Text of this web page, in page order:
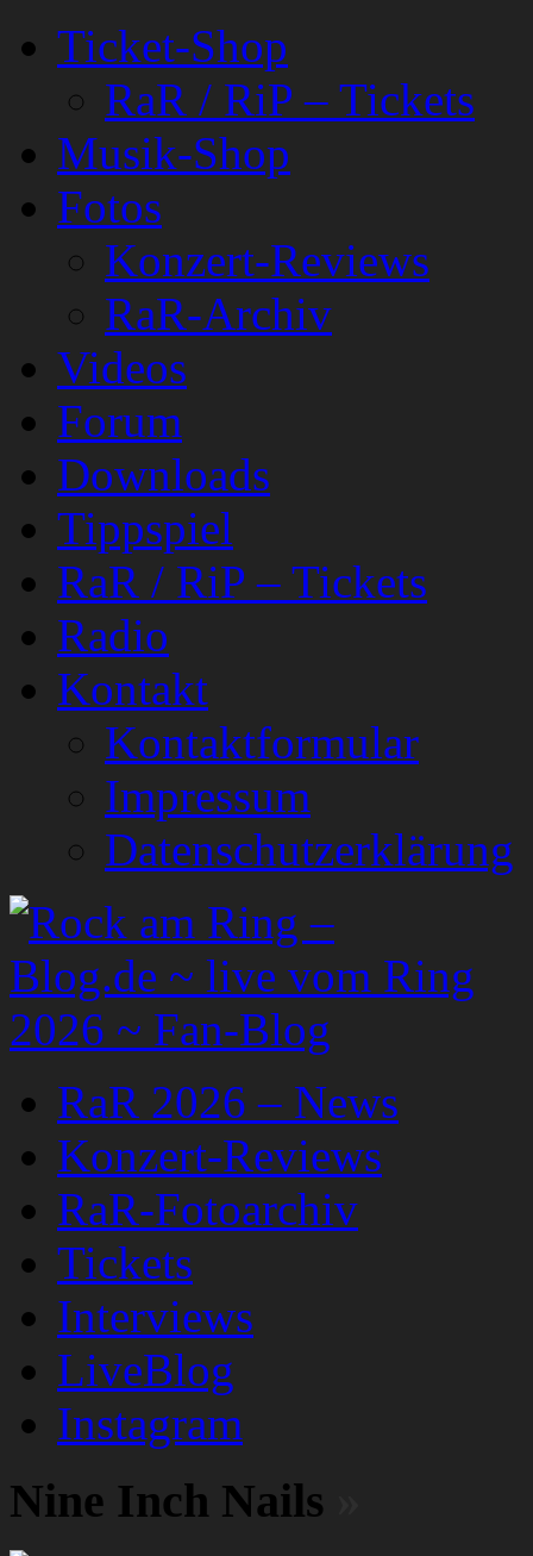
Ticket-Shop
RaR / RiP – Tickets
Musik-Shop
Fotos
Konzert-Reviews
RaR-Archiv
Videos
Forum
Downloads
Tippspiel
RaR / RiP – Tickets
Radio
Kontakt
Kontaktformular
Impressum
Datenschutzerklärung
RaR 2026 – News
Konzert-Reviews
RaR-Fotoarchiv
Tickets
Interviews
LiveBlog
Instagram
Nine Inch Nails